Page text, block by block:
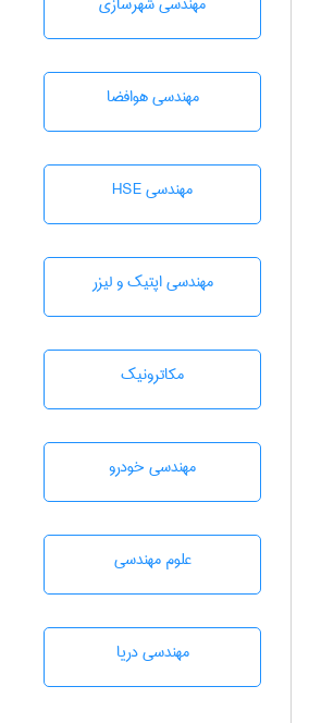
مهندسی هوافضا
مهندسی HSE
مهندسی اپتیک و لیزر
مکاترونیک
مهندسی خودرو
علوم مهندسی
مهندسی دریا